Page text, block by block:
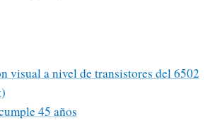
visual a nivel de transistores del 6502
45 años